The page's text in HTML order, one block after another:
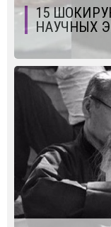
15
НАУЧНЫХ